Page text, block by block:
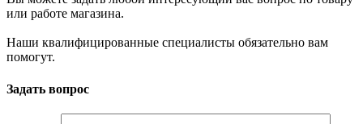
или работе магазина.
Наши квалифицированные специалисты обязательно вам
помогут.
Задать вопрос